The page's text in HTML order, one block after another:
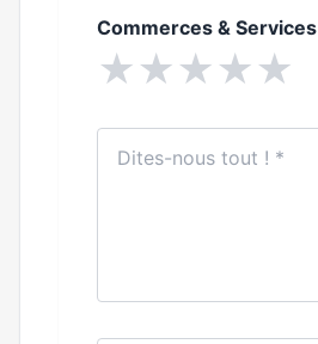
Commerces & Services
★★★★★